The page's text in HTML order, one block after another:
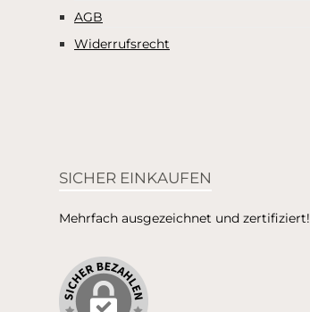
AGB
Widerrufsrecht
SICHER EINKAUFEN
Mehrfach ausgezeichnet und zertifiziert!